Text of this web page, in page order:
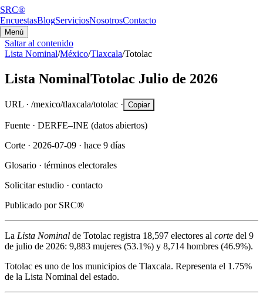
SRC®
EncuestasBlogServiciosNosotrosContacto
Menú
Saltar al contenido
Lista Nominal/México/Tlaxcala/Totolac
Lista NominalTotolac Julio de 2026
URL · /mexico/tlaxcala/totolac · Copiar
Fuente · DERFE–INE (datos abiertos)
Corte · 2026-07-09 · hace 9 días
Glosario · términos electorales
Solicitar estudio · contacto
Publicado por SRC®
La Lista Nominal de Totolac registra 18,597 electores al corte del 9
de julio de 2026: 9,883 mujeres (53.1%) y 8,714 hombres (46.9%).
Totolac es uno de los municipios de Tlaxcala. Representa el 1.75%
de la Lista Nominal del estado.